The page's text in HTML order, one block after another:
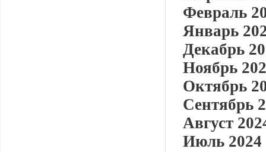
Февраль
Январь
Декабрь
Ноябрь
Октябрь
Сентябрь
Август
Июль 2024